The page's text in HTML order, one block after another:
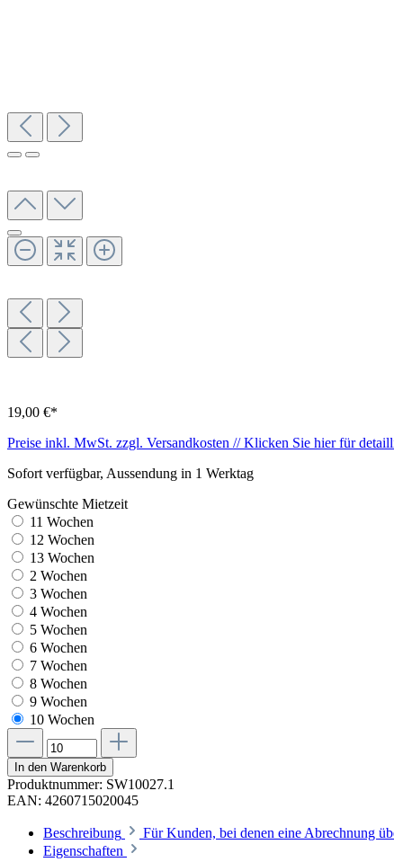
19,00 €*
Preise inkl. MwSt. zzgl. Versandkosten // Klicken Sie hier für
Sofort verfügbar, Aussendung in 1 Werktag
Gewünschte Mietzeit
11 Wochen
12 Wochen
13 Wochen
2 Wochen
3 Wochen
4 Wochen
5 Wochen
6 Wochen
7 Wochen
8 Wochen
9 Wochen
10 Wochen
In den Warenkorb
Produktnummer: SW10027.1
EAN: 4260715020045
Beschreibung Für Kunden, bei denen eine Abrechnung
Eigenschaften